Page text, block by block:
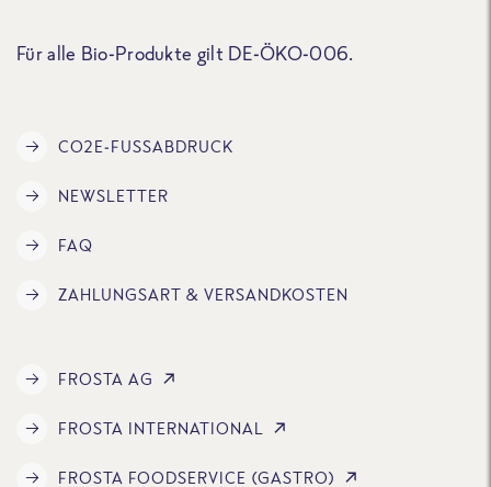
Für alle Bio-Produkte gilt DE-ÖKO-006.
CO2E-FUSSABDRUCK
NEWSLETTER
FAQ
ZAHLUNGSART & VERSANDKOSTEN
FROSTA AG
FROSTA INTERNATIONAL
FROSTA FOODSERVICE (GASTRO)